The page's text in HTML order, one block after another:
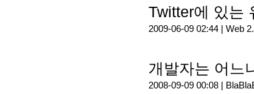
Twitter에 있는
2009-06-09 02:44 | Web
개발자는 어느
2008-09-09 00:08 |